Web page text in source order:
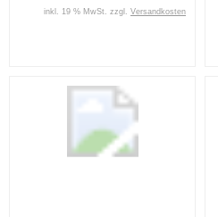
inkl. 19 % MwSt. zzgl. Versandkosten